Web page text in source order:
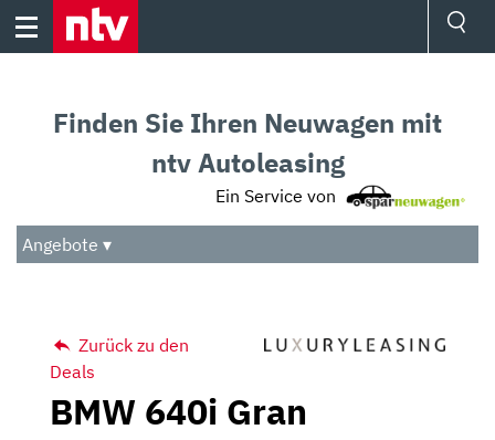
Skip
Audio
Das Beste
Finden Sie Ihren Neuwagen mit
ntv Autoleasing
Ein Service von
Angebote ▾
Zurück zu den
Deals
BMW 640i Gran